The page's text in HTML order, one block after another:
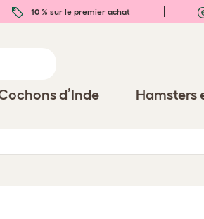
10 % sur le premier achat
d’Inde Hamsters